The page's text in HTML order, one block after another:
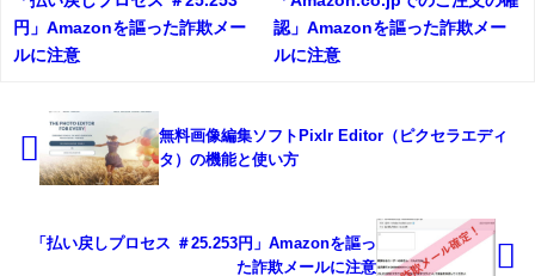
円」Amazonを謳った詐欺メー
ルに注意
認」Amazonを謳った詐欺メー
ルに注意
無料画像編集ソフトPixlr Editor（ピクセラエディ
タ）の機能と使い方
「払い戻しプロセス ＃25.253円」Amazonを謳っ
た詐欺メールに注意